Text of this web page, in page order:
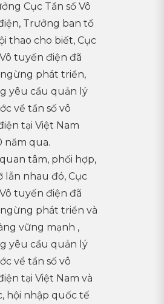
Cục Tần số Vô
Trưởng ban tổ
thao cho biết, Cục
tuyến điện đã
phát triển,
yêu cầu quản lý
về tần số vô
tại Việt Nam
năm qua.
quan tâm, phối hợp,
lẫn nhau đó, Cục
tuyến điện đã
phát triển và
vững mạnh ,
yêu cầu quản lý
về tần số vô
tại Việt Nam và
hội nhập quốc tế